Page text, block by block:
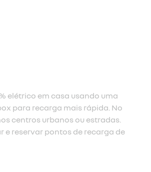
elétrico em casa usando uma
para recarga mais rápida. No
centros urbanos ou estradas.
e reservar pontos de recarga de